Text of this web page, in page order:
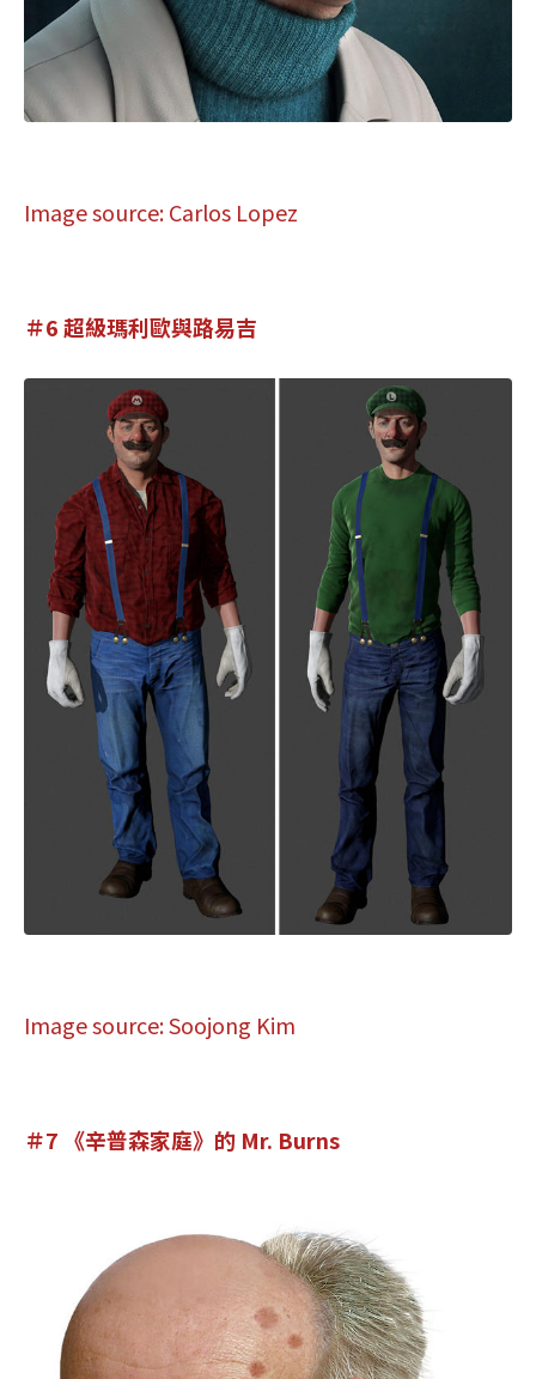
Image source: Carlos Lopez
＃6 超級瑪利歐與路易吉
Image source: Soojong Kim
＃7 《辛普森家庭》的 Mr. Burns